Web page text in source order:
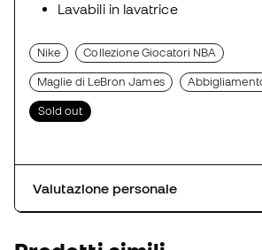
Lavabili in lavatrice
Nike Collezione Giocatori NBA
Maglie di LeBron James
Sold out
Valutazione personale